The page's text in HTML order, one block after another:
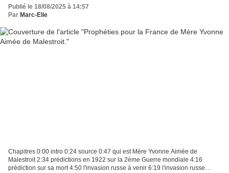
Publié le 18/08/2025 à 14:57
Par Marc-Elie
Chapitres 0:00 intro 0:24 source 0:47 qui est Mère Yvonne Aimée de
Malestroit 2:34 prédictions en 1922 sur la 2ème Guerre mondiale 4:16
prédiction sur sa mort 4:50 l'invasion russe à venir 6:19 l'invasion russe